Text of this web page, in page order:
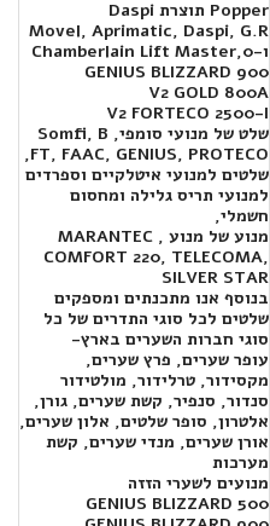
Popper תוצרת Daspi
Movel, Aprimatic, Daspi, G.R
ו-Chamberlain Lift Master,0
GENIUS BLIZZARD 900
V2 GOLD 800A
V2 FORTECO 2500-I
שלט של מנועי סומפי, Somfi, B
FT, FAAC, GENIUS, PROTECO,
שלטים למנועי איטלקיים וספרדים
למנועי תריס גלילה ומחסום
חשמלי,
מנוע של מנוע , MARANTEC
COMFORT 220, TELECOMA,
SILVER STAR
בנוסף אנו מתכנתים ומספקים
שלטים לכל סוגי התדרים של כל
סוגי חברות השערים בארץ-
עופר שערים, פרץ שערים,
מקסידור, טרלידור, מולטידור
סנדור, סנפיר, קשת שערים, גורן,
אלטרון, סופר שלטים, אלון שערים,
אורן שערים, מנדי שערים, קשת
מערכות
מנועים לשערי הזזה
GENIUS BLIZZARD 500